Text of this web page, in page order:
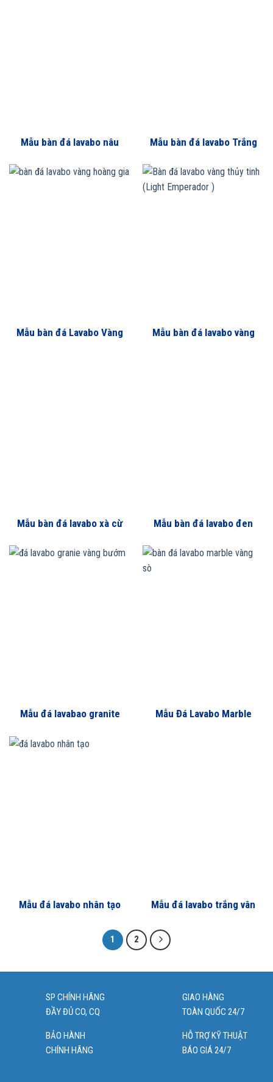
Mẫu bàn đá lavabo nâu
Mẫu bàn đá lavabo Trắng
Mẫu bàn đá Lavabo Vàng
Mẫu bàn đá lavabo vàng
Mẫu bàn đá lavabo xà cừ
Mẫu bàn đá lavabo đen
Mẫu đá lavabao granite
Mẫu Đá Lavabo Marble
Mẫu đá lavabo nhân tạo
Mẫu đá lavabo trắng vân
1 2
SP CHÍNH HÃNG
ĐẦY ĐỦ CO, CQ
GIAO HÀNG
TOÀN QUỐC 24/7
BẢO HÀNH
CHÍNH HÃNG
HỖ TRỢ KỸ THUẬT
BÁO GIÁ 24/7